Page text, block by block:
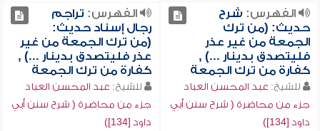
الفهرس: شرح
حديث: (من ترك
الجمعة من غير عذر
فليتصدق بدينار ...) ,
كفارة من ترك الجمعة
للشيخ: عبد المحسن العباد
جزء من محاضرة ( شرح سنن أبي
داود [134])
الفهرس: تراجم
رجال إسناد حديث:
(من ترك الجمعة من غير
عذر فليتصدق بدينار ...) ,
كفارة من ترك الجمعة
للشيخ: عبد المحسن العباد
جزء من محاضرة ( شرح سنن أبي
داود [134])